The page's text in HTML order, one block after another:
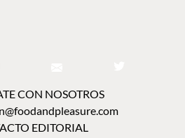
CON NOSOTROS
EDITORIAL